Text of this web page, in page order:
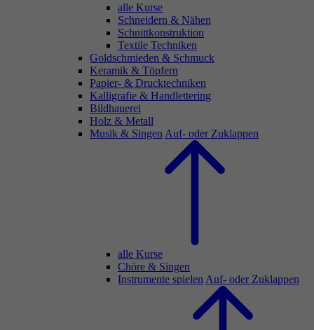
alle Kurse
Schneidern & Nähen
Schnittkonstruktion
Textile Techniken
Goldschmieden & Schmuck
Keramik & Töpfern
Papier- & Drucktechniken
Kalligrafie & Handlettering
Bildhauerei
Holz & Metall
Musik & Singen Auf- oder Zuklappen
alle Kurse
Chöre & Singen
Instrumente spielen Auf- oder Zuklappen